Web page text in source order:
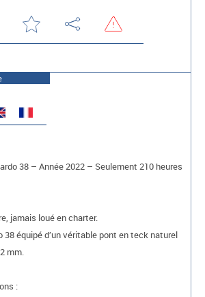
38 – Année 2022 – Seulement 210 heures
jamais loué en charter.
38 équipé d’un véritable pont en teck naturel
mm.
: